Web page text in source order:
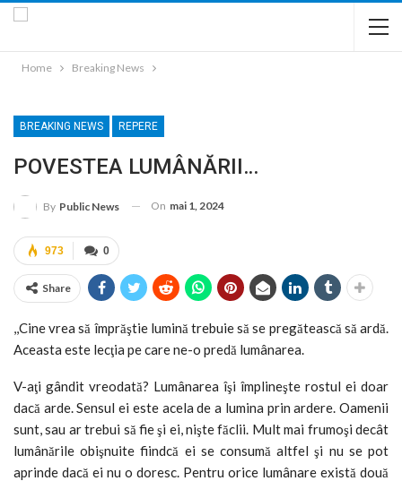
Home Breaking News
BREAKING NEWS REPERE
POVESTEA LUMÂNĂRII…
By Public News On mai 1, 2024
0
973
Share
,,Cine vrea să împrăştie lumină trebuie să se pregătească să ardă.
Aceasta este lecţia pe care ne-o predă lumânarea.
V-aţi gândit vreodată? Lumânarea îşi împlineşte rostul ei doar
dacă arde. Sensul ei este acela de a lumina prin ardere. Oamenii
sunt, sau ar trebui să fie şi ei, nişte făclii. Mult mai frumoşi decât
lumânările obişnuite fiindcă ei se consumă altfel şi nu se pot
aprinde dacă ei nu o doresc. Pentru orice lumânare există două